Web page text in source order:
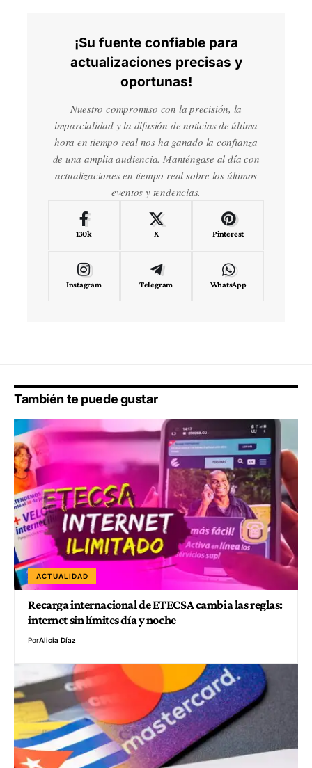
¡Su fuente confiable para
actualizaciones precisas y
oportunas!
Nuestro compromiso con la precisión, la
imparcialidad y la difusión de noticias de última
hora en tiempo real nos ha ganado la confianza
de una amplia audiencia. Manténgase al día con
actualizaciones en tiempo real sobre los últimos
eventos y tendencias.
130k X Pinterest
Instagram Telegram WhatsApp
También te puede gustar
ACTUALIDAD
Recarga internacional de ETECSA cambia las reglas:
internet sin límites día y noche
PorAlicia Díaz